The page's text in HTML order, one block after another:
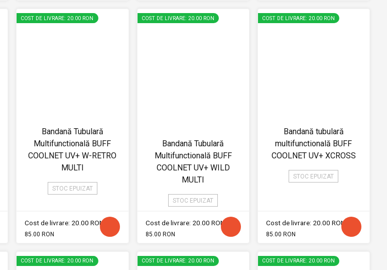
COST DE LIVRARE: 20.00 RON
Bandană Tubulară
Multifunctională BUFF
COOLNET UV+ W-RETRO
MULTI
STOC EPUIZAT
Cost de livrare: 20.00 RON
85.00 RON
COST DE LIVRARE: 20.00 RON
Bandană Tubulară
Multifunctională BUFF
COOLNET UV+ WILD
MULTI
STOC EPUIZAT
Cost de livrare: 20.00 RON
85.00 RON
COST DE LIVRARE: 20.00 RON
Bandană tubulară
multifunctională BUFF
COOLNET UV+ XCROSS
STOC EPUIZAT
Cost de livrare: 20.00 RON
85.00 RON
COST DE LIVRARE: 20.00 RON COST DE LIVRARE: 20.00 RON COST DE LIVRARE: 20.00 RON